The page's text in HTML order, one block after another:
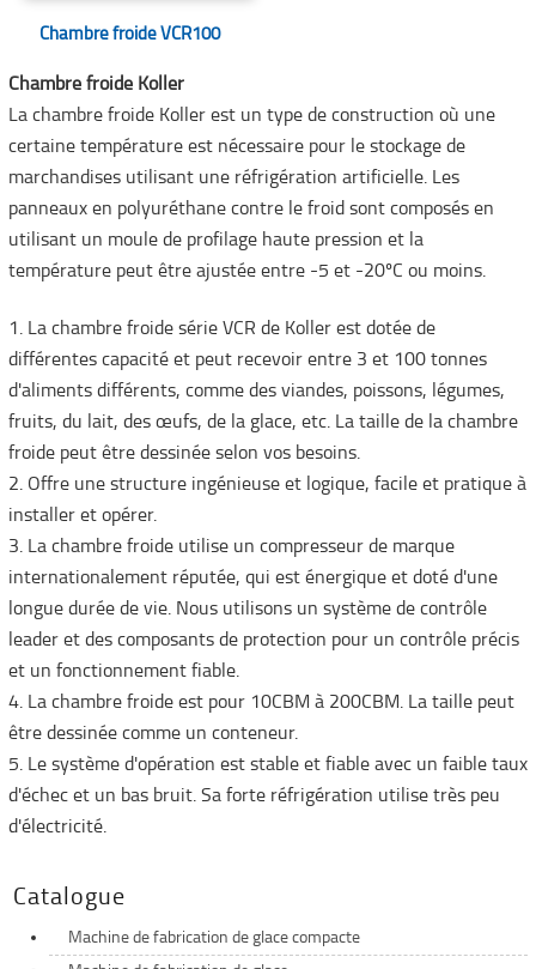
Chambre froide VCR100
Chambre froide Koller
La chambre froide Koller est un type de construction où une
certaine température est nécessaire pour le stockage de
marchandises utilisant une réfrigération artificielle. Les
panneaux en polyuréthane contre le froid sont composés en
utilisant un moule de profilage haute pression et la
température peut être ajustée entre -5 et -20ºC ou moins.
1. La chambre froide série VCR de Koller est dotée de
différentes capacité et peut recevoir entre 3 et 100 tonnes
d'aliments différents, comme des viandes, poissons, légumes,
fruits, du lait, des œufs, de la glace, etc. La taille de la chambre
froide peut être dessinée selon vos besoins.
2. Offre une structure ingénieuse et logique, facile et pratique à
installer et opérer.
3. La chambre froide utilise un compresseur de marque
internationalement réputée, qui est énergique et doté d'une
longue durée de vie. Nous utilisons un système de contrôle
leader et des composants de protection pour un contrôle précis
et un fonctionnement fiable.
4. La chambre froide est pour 10CBM à 200CBM. La taille peut
être dessinée comme un conteneur.
5. Le système d'opération est stable et fiable avec un faible taux
d'échec et un bas bruit. Sa forte réfrigération utilise très peu
d'électricité.
Catalogue
Machine de fabrication de glace compacte